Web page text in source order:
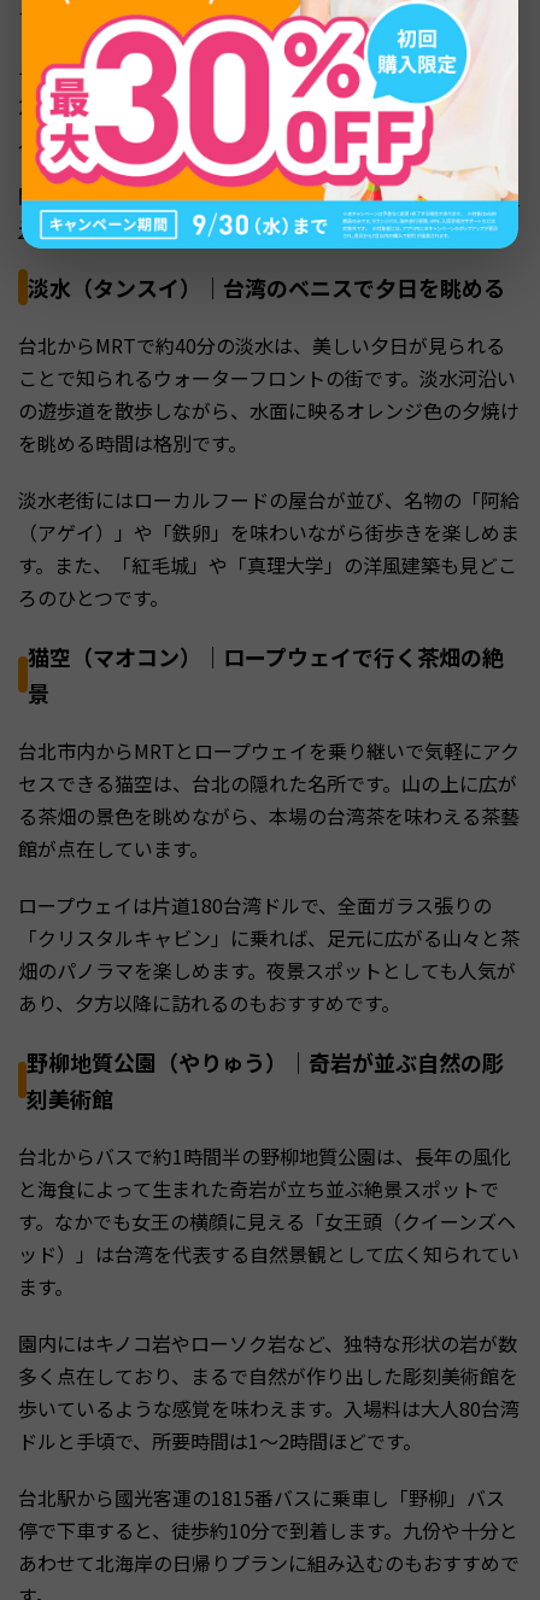
す。
十分にはダイナミックな「十分瀑布」もあります。落差約
20m、幅約40mの滝は「台湾のナイアガラ」とも呼ばれ、
入場無料で見学できます。
関連記事：台湾ひとり旅完全ガイド｜初心者でも安心の観
光プラン
淡水（タンスイ）｜台湾のベニスで夕日を眺める
台北からMRTで約40分の淡水は、美しい夕日が見られる
ことで知られるウォーターフロントの街です。淡水河沿い
の遊歩道を散歩しながら、水面に映るオレンジ色の夕焼け
を眺める時間は格別です。
淡水老街にはローカルフードの屋台が並び、名物の「阿給
（アゲイ）」や「鉄卵」を味わいながら街歩きを楽しめま
す。また、「紅毛城」や「真理大学」の洋風建築も見どこ
ろのひとつです。
猫空（マオコン）｜ロープウェイで行く茶畑の絶
景
台北市内からMRTとロープウェイを乗り継いで気軽にアク
セスできる猫空は、台北の隠れた名所です。山の上に広が
る茶畑の景色を眺めながら、本場の台湾茶を味わえる茶藝
館が点在しています。
ロープウェイは片道180台湾ドルで、全面ガラス張りの
「クリスタルキャビン」に乗れば、足元に広がる山々と茶
畑のパノラマを楽しめます。夜景スポットとしても人気が
あり、夕方以降に訪れるのもおすすめです。
野柳地質公園（やりゅう）｜奇岩が並ぶ自然の彫
刻美術館
台北からバスで約1時間半の野柳地質公園は、長年の風化
と海食によって生まれた奇岩が立ち並ぶ絶景スポットで
す。なかでも女王の横顔に見える「女王頭（クイーンズヘ
ッド）」は台湾を代表する自然景観として広く知られてい
ます。
園内にはキノコ岩やローソク岩など、独特な形状の岩が数
多く点在しており、まるで自然が作り出した彫刻美術館を
歩いているような感覚を味わえます。入場料は大人80台湾
ドルと手頃で、所要時間は1〜2時間ほどです。
台北駅から國光客運の1815番バスに乗車し「野柳」バス
停で下車すると、徒歩約10分で到着します。九份や十分と
あわせて北海岸の日帰りプランに組み込むのもおすすめで